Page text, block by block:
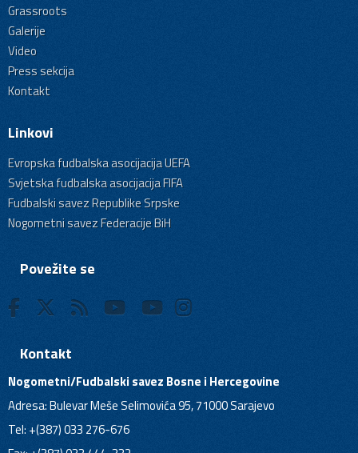
Grassroots
Galerije
Video
Press sekcija
Kontakt
Linkovi
Evropska fudbalska asocijacija UEFA
Svjetska fudbalska asocijacija FIFA
Fudbalski savez Republike Srpske
Nogometni savez Federacije BiH
Povežite se
Kontakt
Nogometni/Fudbalski savez Bosne i Hercegovine
Adresa: Bulevar Meše Selimovića 95, 71000 Sarajevo
Tel: +(387) 033 276-676